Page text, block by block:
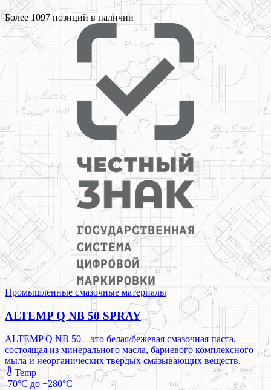
Более 1097позиций в наличии
Промышленные смазочные материалы
ALTEMP Q NB 50 SPRAY
ALTEMP Q NB 50 – это белая/бежевая смазочная паста,
состоящая из минерального масла, бариевого комплексного
мыла и неорганических твердых смазывающих веществ.
Temp
-70°C до +280°C